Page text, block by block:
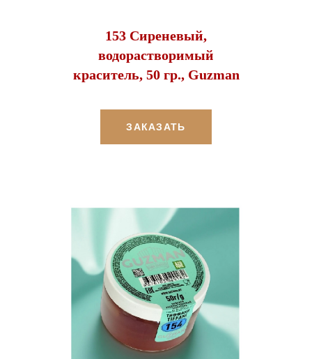
153 Сиреневый,
водорастворимый
краситель, 50 гр., Guzman
ЗАКАЗАТЬ